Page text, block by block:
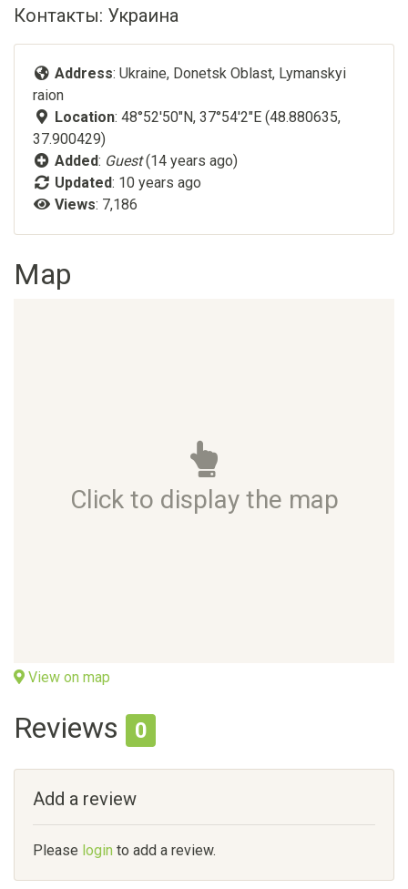
Контакты: Украина
Address: Ukraine, Donetsk Oblast, Lymanskyi
raion
Location: 48°52'50"N, 37°54'2"E (48.880635,
37.900429)
Added: Guest(14 years ago)
Updated: 10 years ago
Views: 7,186
Map
Click to display the map
View on map
Reviews 0
Add a review
Please login to add a review.